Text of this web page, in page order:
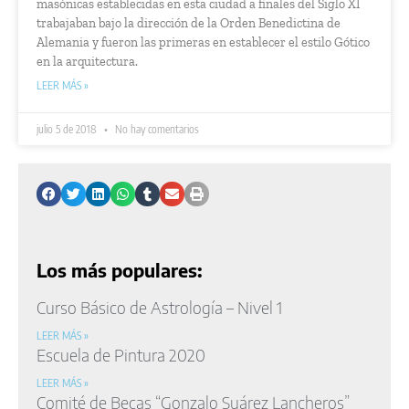
masónicas establecidas en esta ciudad a finales del Siglo XI
trabajaban bajo la dirección de la Orden Benedictina de
Alemania y fueron las primeras en establecer el estilo Gótico
en la arquitectura.
LEER MÁS »
julio 5 de 2018 No hay comentarios
Los más populares:
Curso Básico de Astrología – Nivel 1
LEER MÁS »
Escuela de Pintura 2020
LEER MÁS »
Comité de Becas “Gonzalo Suárez Lancheros”